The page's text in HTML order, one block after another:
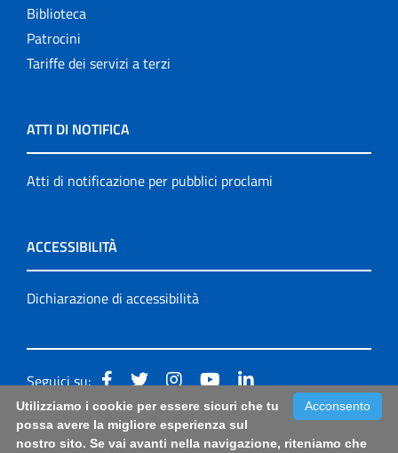
Biblioteca
Patrocini
Tariffe dei servizi a terzi
ATTI DI NOTIFICA
Atti di notificazione per pubblici proclami
ACCESSIBILITÀ
Dichiarazione di accessibilità
Seguici su:
Accessibilità: form di segnalazione di prima istanza per
questa pagina|Note Legali | Sitemap
Acconsento
Utilizziamo i cookie per essere sicuri che tu
possa avere la migliore esperienza sul
nostro sito. Se vai avanti nella navigazione, riteniamo che